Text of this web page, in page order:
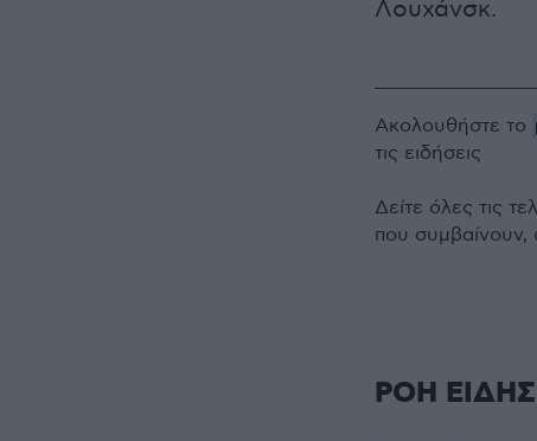
Λουχάνσκ.
Ακολουθήστε το
τις ειδήσεις
Δείτε όλες τις
που συμβαίνουν,
ΡΟΗ